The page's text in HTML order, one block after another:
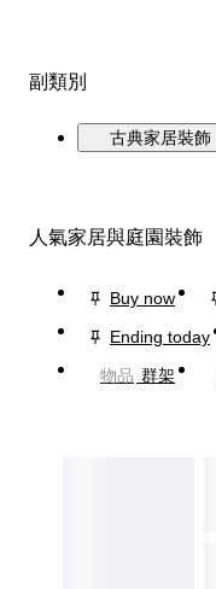
副類別
古典家居裝飾
人氣家居與庭園裝飾
Buy now
Ending today
物品 群架